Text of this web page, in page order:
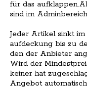
für das
sind im
Jeder Artikel sinkt im
aufdeckung bis zu
den der Anbieter
Wird der
keiner hat
Angebot